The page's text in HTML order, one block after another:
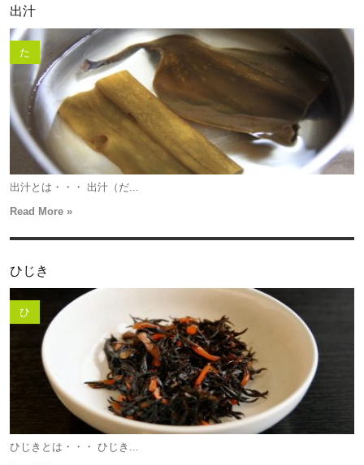
出汁
た
出汁とは・・・ 出汁（だ...
Read More »
ひじき
ひ
ひじきとは・・・ ひじき...